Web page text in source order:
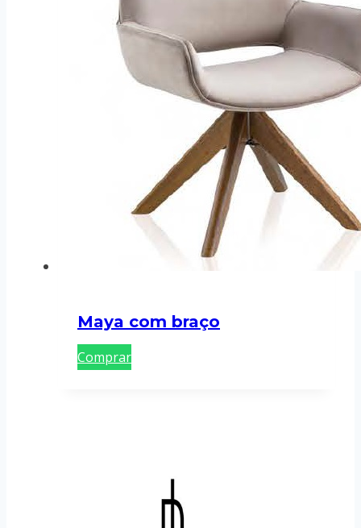
Maya com braço
Comprar